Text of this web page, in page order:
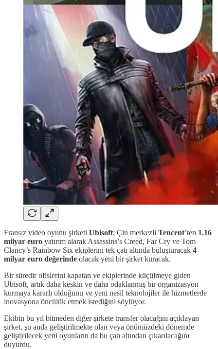
Fransız video oyunu şirketi Ubisoft; Çin merkezli Tencent’ten 1.16
milyar euro yatırım alarak Assassins’s Creed, Far Cry ve Tom
Clancy’s Rainbow Six ekiplerini tek çatı altında buluşturacak 4
milyar euro değerinde olacak yeni bir şirket kuracak.
Bir süredir ofislerini kapatan ve ekiplerinde küçülmeye giden
Ubisoft, artık daha keskin ve daha odaklanmış bir organizasyon
kurmaya kararlı olduğunu ve yeni nesil teknolojiler ile hizmetlerde
inovasyona öncülük etmek istediğini söylüyor.
Ekibin bu yıl bitmeden diğer şirkete transfer olacağını açıklayan
şirket, şu anda geliştirilmekte olan veya önümüzdeki dönemde
geliştirilecek yeni oyunların da bu çatı altından çıkarılacağını
duyurdu.